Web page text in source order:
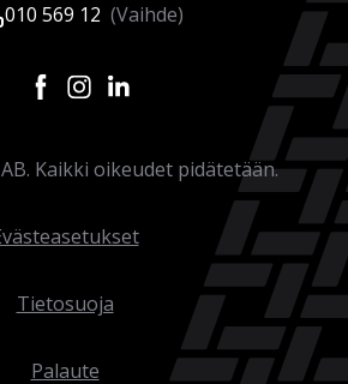
010 569 12 (Vaihde)
Kaikki oikeudet pidätetään.
Tietosuoja
Palaute